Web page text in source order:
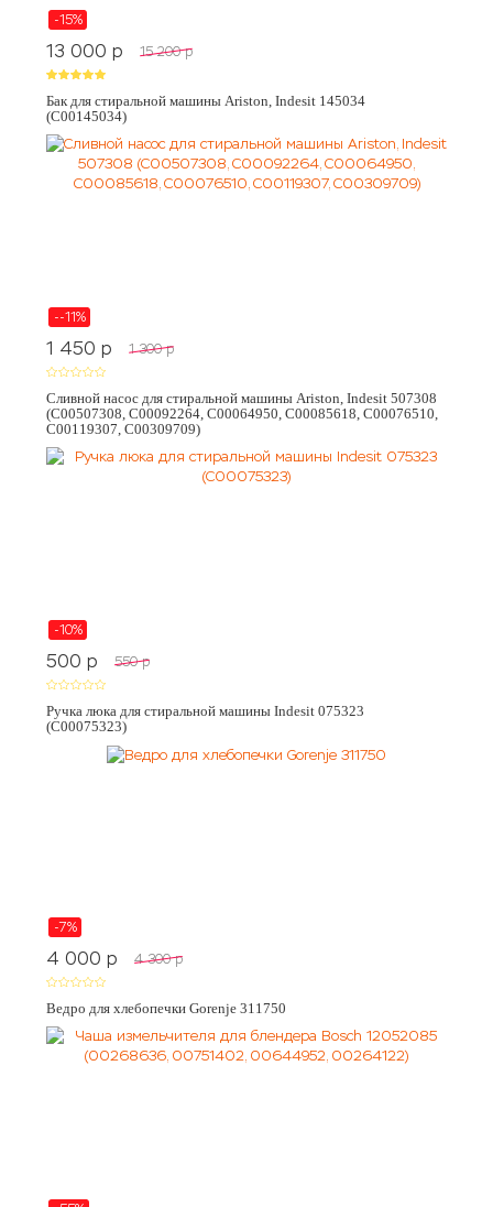
-15%
13 000 p 15 200 p
Бак для стиральной машины Ariston, Indesit 145034
(C00145034)
--11%
1 450 p 1 300 p
Сливной насос для стиральной машины Ariston, Indesit 507308
(C00507308, C00092264, C00064950, C00085618, C00076510,
C00119307, C00309709)
-10%
500 p 550 p
Ручка люка для стиральной машины Indesit 075323
(C00075323)
-7%
4 000 p 4 300 p
Ведро для хлебопечки Gorenje 311750